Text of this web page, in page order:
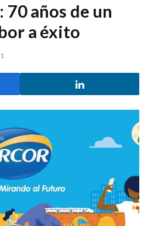
70 años de un
a éxito